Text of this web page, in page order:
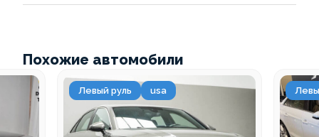
Похожие автомобили
Левый руль usa